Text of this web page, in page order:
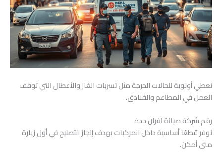
نعطي أولوية للحالات الحرجة مثل تسربات الغاز والأعطال التي توقف
العمل في المطاعم والفنادق.
رقم شركة صيانة افران جدة
نوفر قطعًا أساسية داخل المركبات بهدف إنجاز التصليح في أول زيارة
متى أمكن.